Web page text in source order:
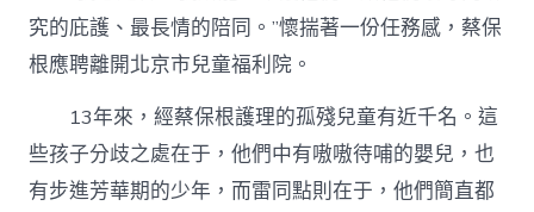
究的庇護、最長情的陪同。”懷揣著一份任務感，蔡保
根應聘離開北京市兒童福利院。
13年來，經蔡保根護理的孤殘兒童有近千名。這
些孩子分歧之處在于，他們中有嗷嗷待哺的嬰兒，也
有步進芳華期的少年，而雷同點則在于，他們簡直都